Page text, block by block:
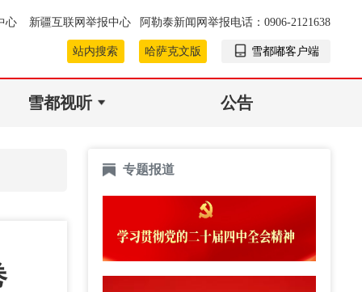
心 新疆互联网举报中心 阿勒泰新闻网举报电话：0906-2121638
站内搜索 哈萨克文版 雪都嘟客户端
雪都视听 公告
专题报道